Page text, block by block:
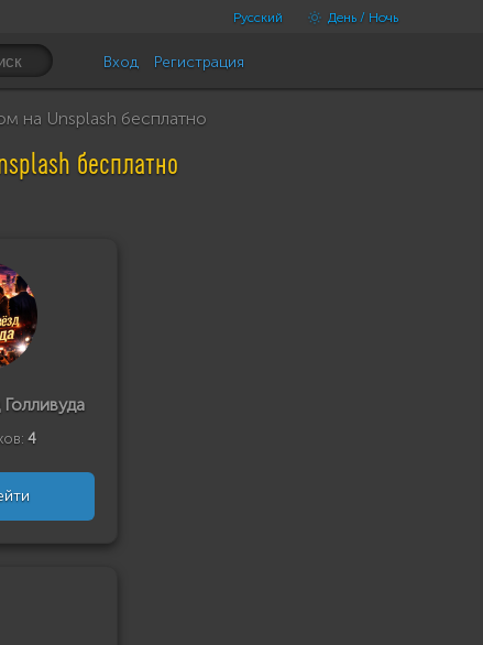
Русский День / Ночь
Вход Регистрация
на Unsplash бесплатно
бесплатно
4